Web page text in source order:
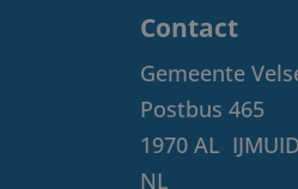
Contact
Gemeente
Postbus 465
1970 AL
NL